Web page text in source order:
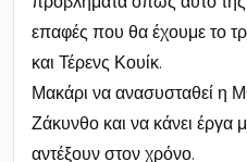
επαφές που θα έχουμε το
και Τέρενς Κουίκ.
Μακάρι να ανασυσταθεί η
Ζάκυνθο και να κάνει έργα
αντέξουν στον χρόνο.